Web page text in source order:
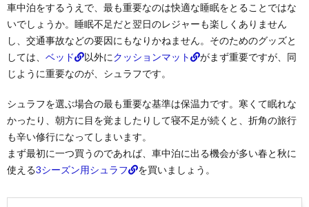
車中泊をするうえで、最も重要なのは快適な睡眠をとることではな
いでしょうか。睡眠不足だと翌日のレジャーも楽しくありません
し、交通事故などの要因にもなりかねません。そのためのグッズと
しては、 ベッド 以外にクッションマット
がまず重要ですが、同
じように重要なのが、シュラフです。
シュラフを選ぶ場合の最も重要な基準は保温力です。寒くて眠れな
かったり、朝方に目を覚ましたりして寝不足が続くと、折角の旅行
も辛い修行になってしまいます。
まず最初に一つ買うのであれば、車中泊に出る機会が多い春と秋に
使える3シーズン用シュラフ を買いましょう。